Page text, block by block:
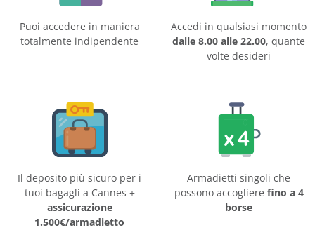
Puoi accedere in maniera
totalmente indipendente
Accedi in qualsiasi momento
dalle 8.00 alle 22.00, quante
volte desideri
Il deposito più sicuro per i
tuoi bagagli a Cannes +
assicurazione
1.500€/armadietto
Armadietti singoli che
possono accogliere fino a 4
borse